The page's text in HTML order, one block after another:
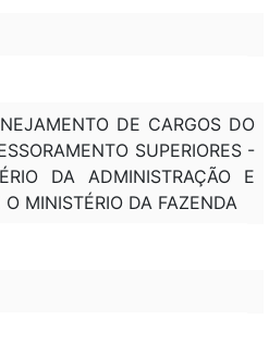
DE CARGOS DO
SUPERIORES -
DA ADMINISTRAÇÃO E
MINISTÉRIO DA FAZENDA